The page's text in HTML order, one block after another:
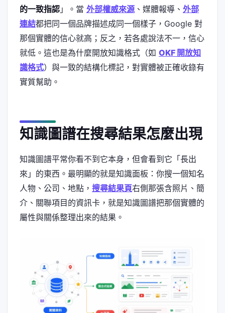
的一致指認 」。當 外部權威來源 、媒體報導、 外部
連結都把同一個品牌描述成同一個樣子，Google 對
那個實體的信心就高；反之，若各處說法不一，信心
就低。這也是為什麼開放知識格式（如 OKF 開放知
識格式）與一致的結構化標記，對實體被正確收錄有
實質幫助。
知識圖譜在搜尋結果怎麼出現
知識圖譜平常你看不到它本身，但會看到它「長出
來」的東西。最明顯的就是知識面板：你搜一個知名
人物、公司、地點， 搜尋結果頁右側那張含照片、簡
介、關聯項目的資訊卡，就是知識圖譜把那個實體的
屬性與關係整理出來的結果。